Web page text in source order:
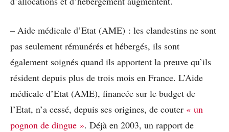
– Aide médicale d’Etat (AME) : les clandestins ne sont
pas seulement rémunérés et hébergés, ils sont
également soignés quand ils apportent la preuve qu’ils
résident depuis plus de trois mois en France. L’Aide
médicale d’Etat (AME), financée sur le budget de
l’Etat, n’a cessé, depuis ses origines, de couter « un
pognon de dingue ». Déjà en 2003, un rapport de